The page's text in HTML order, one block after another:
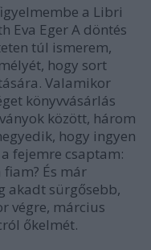
a Libri
Eva Eger A döntés
túl ismerem,
hogy sort
Valamikor
könyvvásárlás
között, három
hogy ingyen
fejemre csaptam:
És már
akadt sürgősebb,
végre, március
őkelmét.